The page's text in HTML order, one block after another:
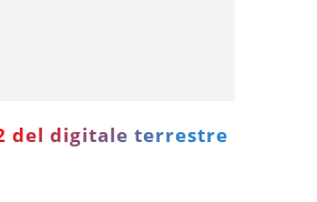
del digitale terrestre